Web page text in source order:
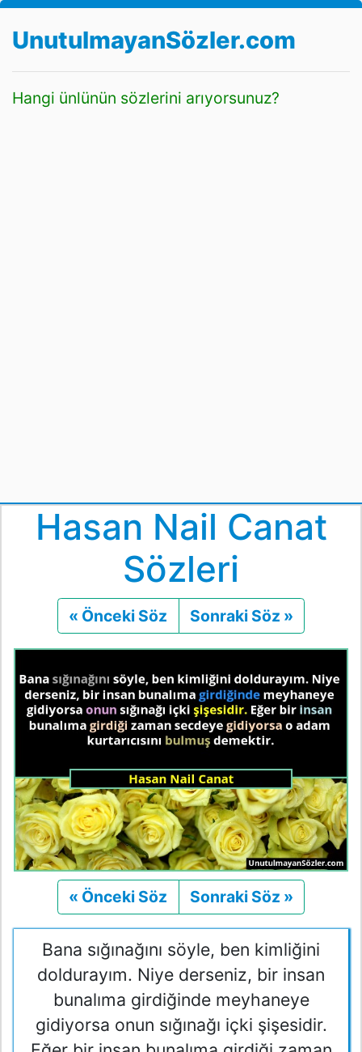
UnutulmayanSözler.com
Hangi ünlünün sözlerini arıyorsunuz?
Hasan Nail Canat
Sözleri
« Önceki Söz Önceki
Sonraki Söz »
« Önceki Söz Önceki
Sonraki Söz »
Bana sığınağını söyle, ben kimliğini
doldurayım. Niye derseniz, bir insan
bunalıma girdiğinde meyhaneye
gidiyorsa onun sığınağı içki şişesidir.